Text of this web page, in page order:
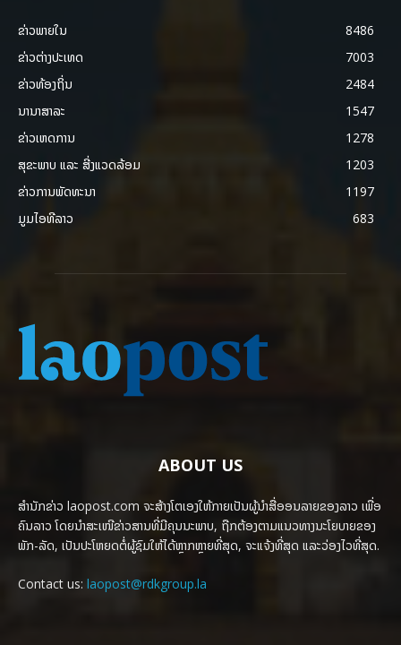
ຂ່າວພາຍ​ໃນ
8486
ຂ່າວຕ່າງປະເທດ
7003
ຂ່າວທ້ອງຖິ່ນ
2484
ນານາສາລະ
1547
ຂ່າວເຫດການ
1278
ສຸຂະພາບ ແລະ ສີ່ງແວດລ້ອມ
1203
ຂ່າວການພັດທະນາ
1197
ມູມໄອທີລາວ
683
ABOUT US
ສຳນັກຂ່າວ laopost.com ຈະສ້າງໂຕເອງໃຫ້ກາຍເປັນຜູ້ນຳສື່ອອນລາຍຂອງລາວ ເພື່ອ
ຄົນລາວ ໂດຍນຳສະເໜີຂ່າວສານທີ່ມີຄຸນນະພາບ, ຖືກຕ້ອງຕາມແນວທາງນະໂຍບາຍຂອງ
ພັກ-ລັດ, ເປັນປະໂຫຍດຕໍ່ຜູ້ຊົມໃຫ້ໄດ້ຫຼາກຫຼາຍທີ່ສຸດ, ຈະແຈ້ງທີ່ສຸດ ແລະວ່ອງໄວທີ່ສຸດ.
Contact us: laopost@rdkgroup.la